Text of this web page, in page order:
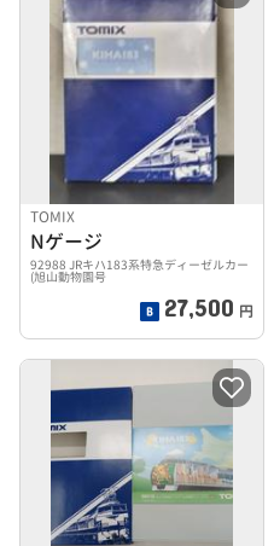
TOMIX
Nゲージ
92988 JRキハ183系特急ディーゼルカー
(旭山動物園号
27,500 円